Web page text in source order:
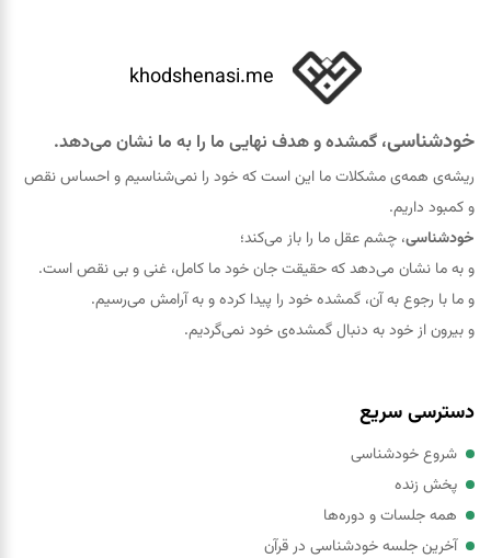
khodshenasi.me
خودشناسی، گمشده و هدف نهایی ما را به ما نشان می‌دهد.
ریشه‌ی همه‌ی مشکلات ما این است که خود را نمی‌شناسیم و احساس نقص
و کمبود داریم.
خودشناسی، چشم عقل ما را باز می‌کند؛
و به ما نشان می‌دهد که حقيقت جان خود ما کامل، غنی و بی نقص است.
و ما با رجوع به آن، گمشده خود را پيدا کرده و به آرامش می‌رسیم.
و بیرون از خود به دنبال گمشده‌ی خود نمی‌گردیم.
دسترسی سریع
شروع خودشناسی
پخش زنده
همه جلسات و دوره‌ها
آخرین جلسه خودشناسی در قرآن